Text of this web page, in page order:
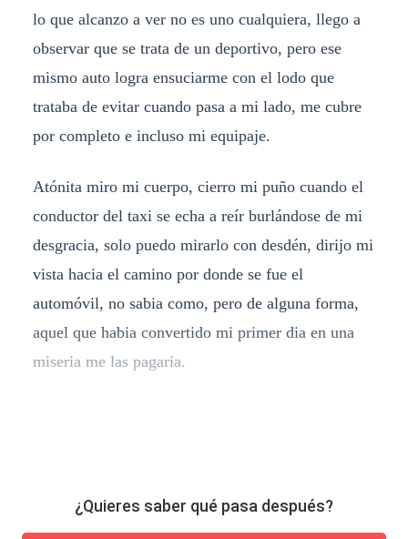
lo que alcanzo a ver no es uno cualquiera, llego a
observar que se trata de un deportivo, pero ese
mismo auto logra ensuciarme con el lodo que
trataba de evitar cuando pasa a mi lado, me cubre
por completo e incluso mi equipaje.
Atónita miro mi cuerpo, cierro mi puño cuando el
conductor del taxi se echa a reír burlándose de mi
desgracia, solo puedo mirarlo con desdén, dirijo mi
vista hacia el camino por donde se fue el
automóvil, no sabia como, pero de alguna forma,
aquel que habia convertido mi primer dia en una
miseria me las pagaria.
¿Quieres saber qué pasa después?